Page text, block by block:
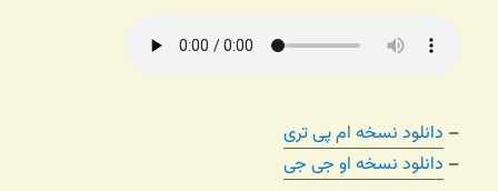
– دانلود نسخه ام پی تری
– دانلود نسخه او جی جی